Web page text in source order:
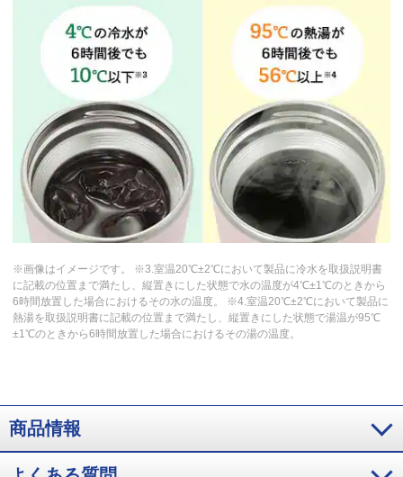
※画像はイメージです。 ※3.室温20℃±2℃において製品に冷水を取扱説明書
に記載の位置まで満たし、縦置きにした状態で水の温度が4℃±1℃のときから
6時間放置した場合におけるその水の温度。 ※4.室温20℃±2℃において製品に
熱湯を取扱説明書に記載の位置まで満たし、縦置きにした状態で湯温が95℃
±1℃のときから6時間放置した場合におけるその湯の温度。
商品情報